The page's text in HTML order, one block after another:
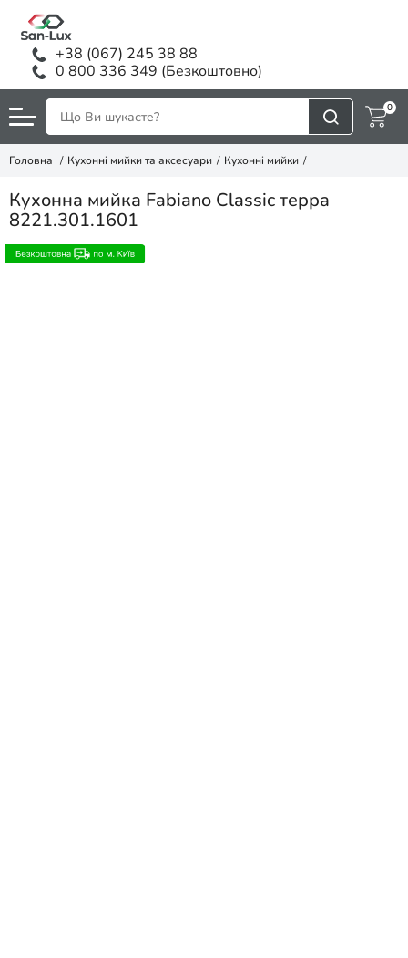
+38 (067) 245 38 88
0 800 336 349 (Безкоштовно)
0
Головна Кухонні мийки та аксесуари Кухонні мийки
Кухонна мийка Fabiano Classic терра
8221.301.1601